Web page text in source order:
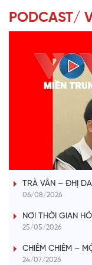
PODCAST/
VÀI PHÚT DÀNH
TRÀ VÂN – ĐHỊ
06/08/2026
NƠI THỜI GIAN
25/05/2026
CHIÊM CHIÊM –
24/07/2026